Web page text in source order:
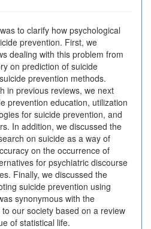
to clarify how psychological
prevention. First, we
dealing with this problem from
on prediction of suicide
prevention methods.
in previous reviews, we next
prevention education, utilization
for suicide prevention, and
In addition, we discussed the
on suicide as a way of
on the occurrence of
for psychiatric discourse
Finally, we discussed the
suicide prevention using
synonymous with the
our society based on a review
of statistical life.